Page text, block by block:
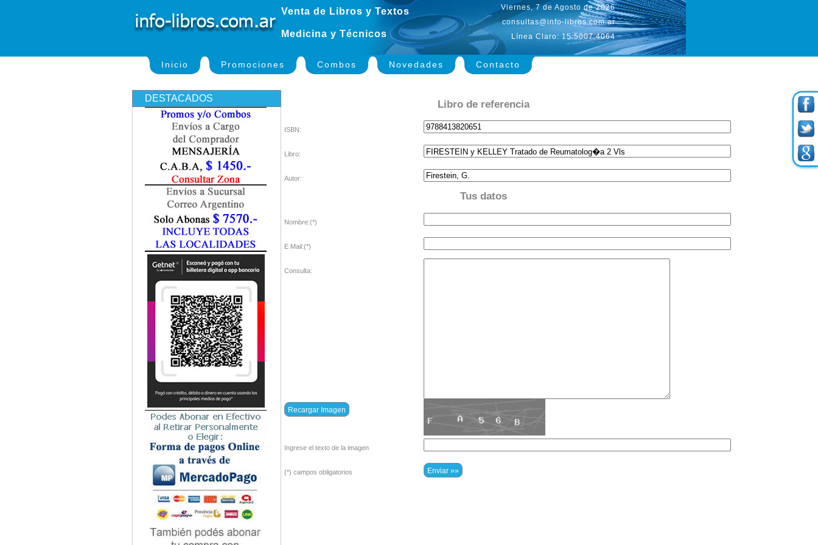
Venta de Libros y Textos
Medicina y Técnicos
Viernes, 7 de Agosto de 2026
consultas@info-libros.com.ar
Línea Claro: 15.5007.4064
Inicio Promociones Combos Novedades Contacto
DESTACADOS
Libro de referencia
ISBN:
Libro:
Autor:
Tus datos
Nombre:(*)
E Mail:(*)
Consulta:
Ingrese el texto de la imagen
(*) campos obligatorios